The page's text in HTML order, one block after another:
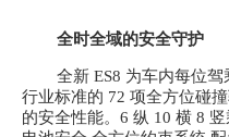
全时全域的安全守护
全新 ES8 为车内每位
行业标准的 72 项全方位碰
的安全性能。6 纵 10 横 8